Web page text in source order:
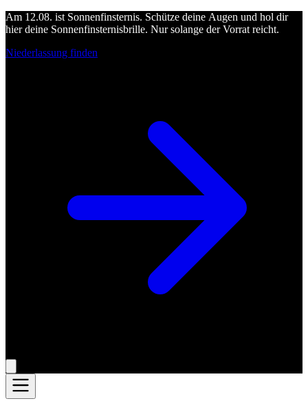
Am 12.08. ist Sonnenfinsternis. Schütze deine Augen und hol dir
hier deine Sonnenfinsternisbrille. Nur solange der Vorrat reicht.
Niederlassung finden